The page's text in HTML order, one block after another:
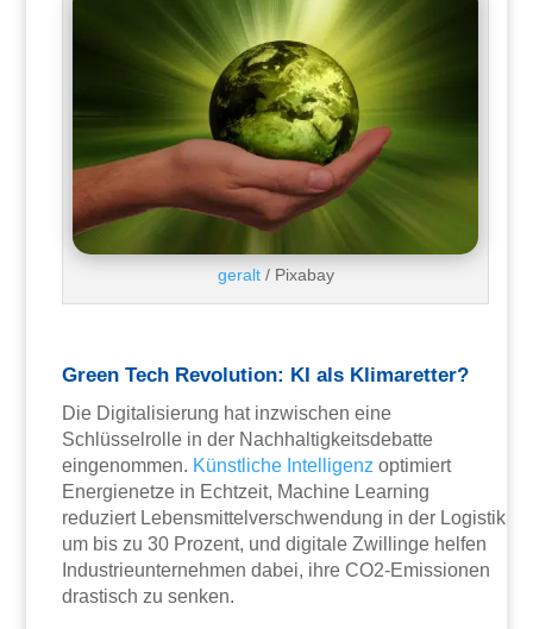
geralt/ Pixabay
Green Tech Revolution: KI als Klimaretter?
Die Digitalisierung hat inzwischen eine
Schlüsselrolle in der Nachhaltigkeitsdebatte
eingenommen. Künstliche Intelligenz optimiert
Energienetze in Echtzeit, Machine Learning
reduziert Lebensmittelverschwendung in der Logistik
um bis zu 30 Prozent, und digitale Zwillinge helfen
Industrieunternehmen dabei, ihre CO2-Emissionen
drastisch zu senken.